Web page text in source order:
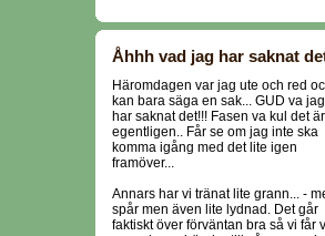
Åhhh vad jag har saknat
Häromdagen var jag ute och red
kan bara säga en sak... GUD va jag
har saknat det!!! Fasen va kul det är
egentligen.. Får se om jag inte ska
komma igång med det lite igen
framöver...
Annars har vi tränat lite grann... -
spår men även lite lydnad. Det går
faktiskt över förväntan bra så vi får